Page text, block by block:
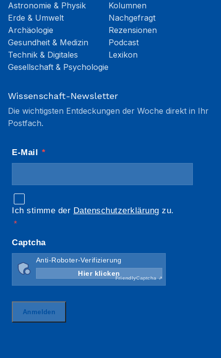
Astronomie & Physik
Erde & Umwelt
Archäologie
Gesundheit & Medizin
Technik & Digitales
Gesellschaft & Psychologie
Kolumnen
Nachgefragt
Rezensionen
Podcast
Lexikon
Wissenschaft-Newsletter
Die wichtigsten Entdeckungen der Woche direkt in Ihr
Postfach.